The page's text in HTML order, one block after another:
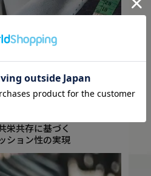
だくために、厳しい品質検査基準を設定し
栄共存に基づく
ション性の実現